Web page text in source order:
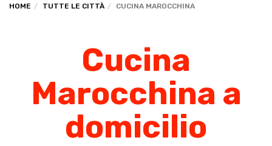
HOME TUTTE LE CITTÀ CUCINA MAROCCHINA
Cucina
Marocchina a
domicilio